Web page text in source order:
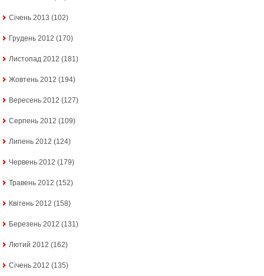
Січень 2013 (102)
Грудень 2012 (170)
Листопад 2012 (181)
Жовтень 2012 (194)
Вересень 2012 (127)
Серпень 2012 (109)
Липень 2012 (124)
Червень 2012 (179)
Травень 2012 (152)
Квітень 2012 (158)
Березень 2012 (131)
Лютий 2012 (162)
Січень 2012 (135)